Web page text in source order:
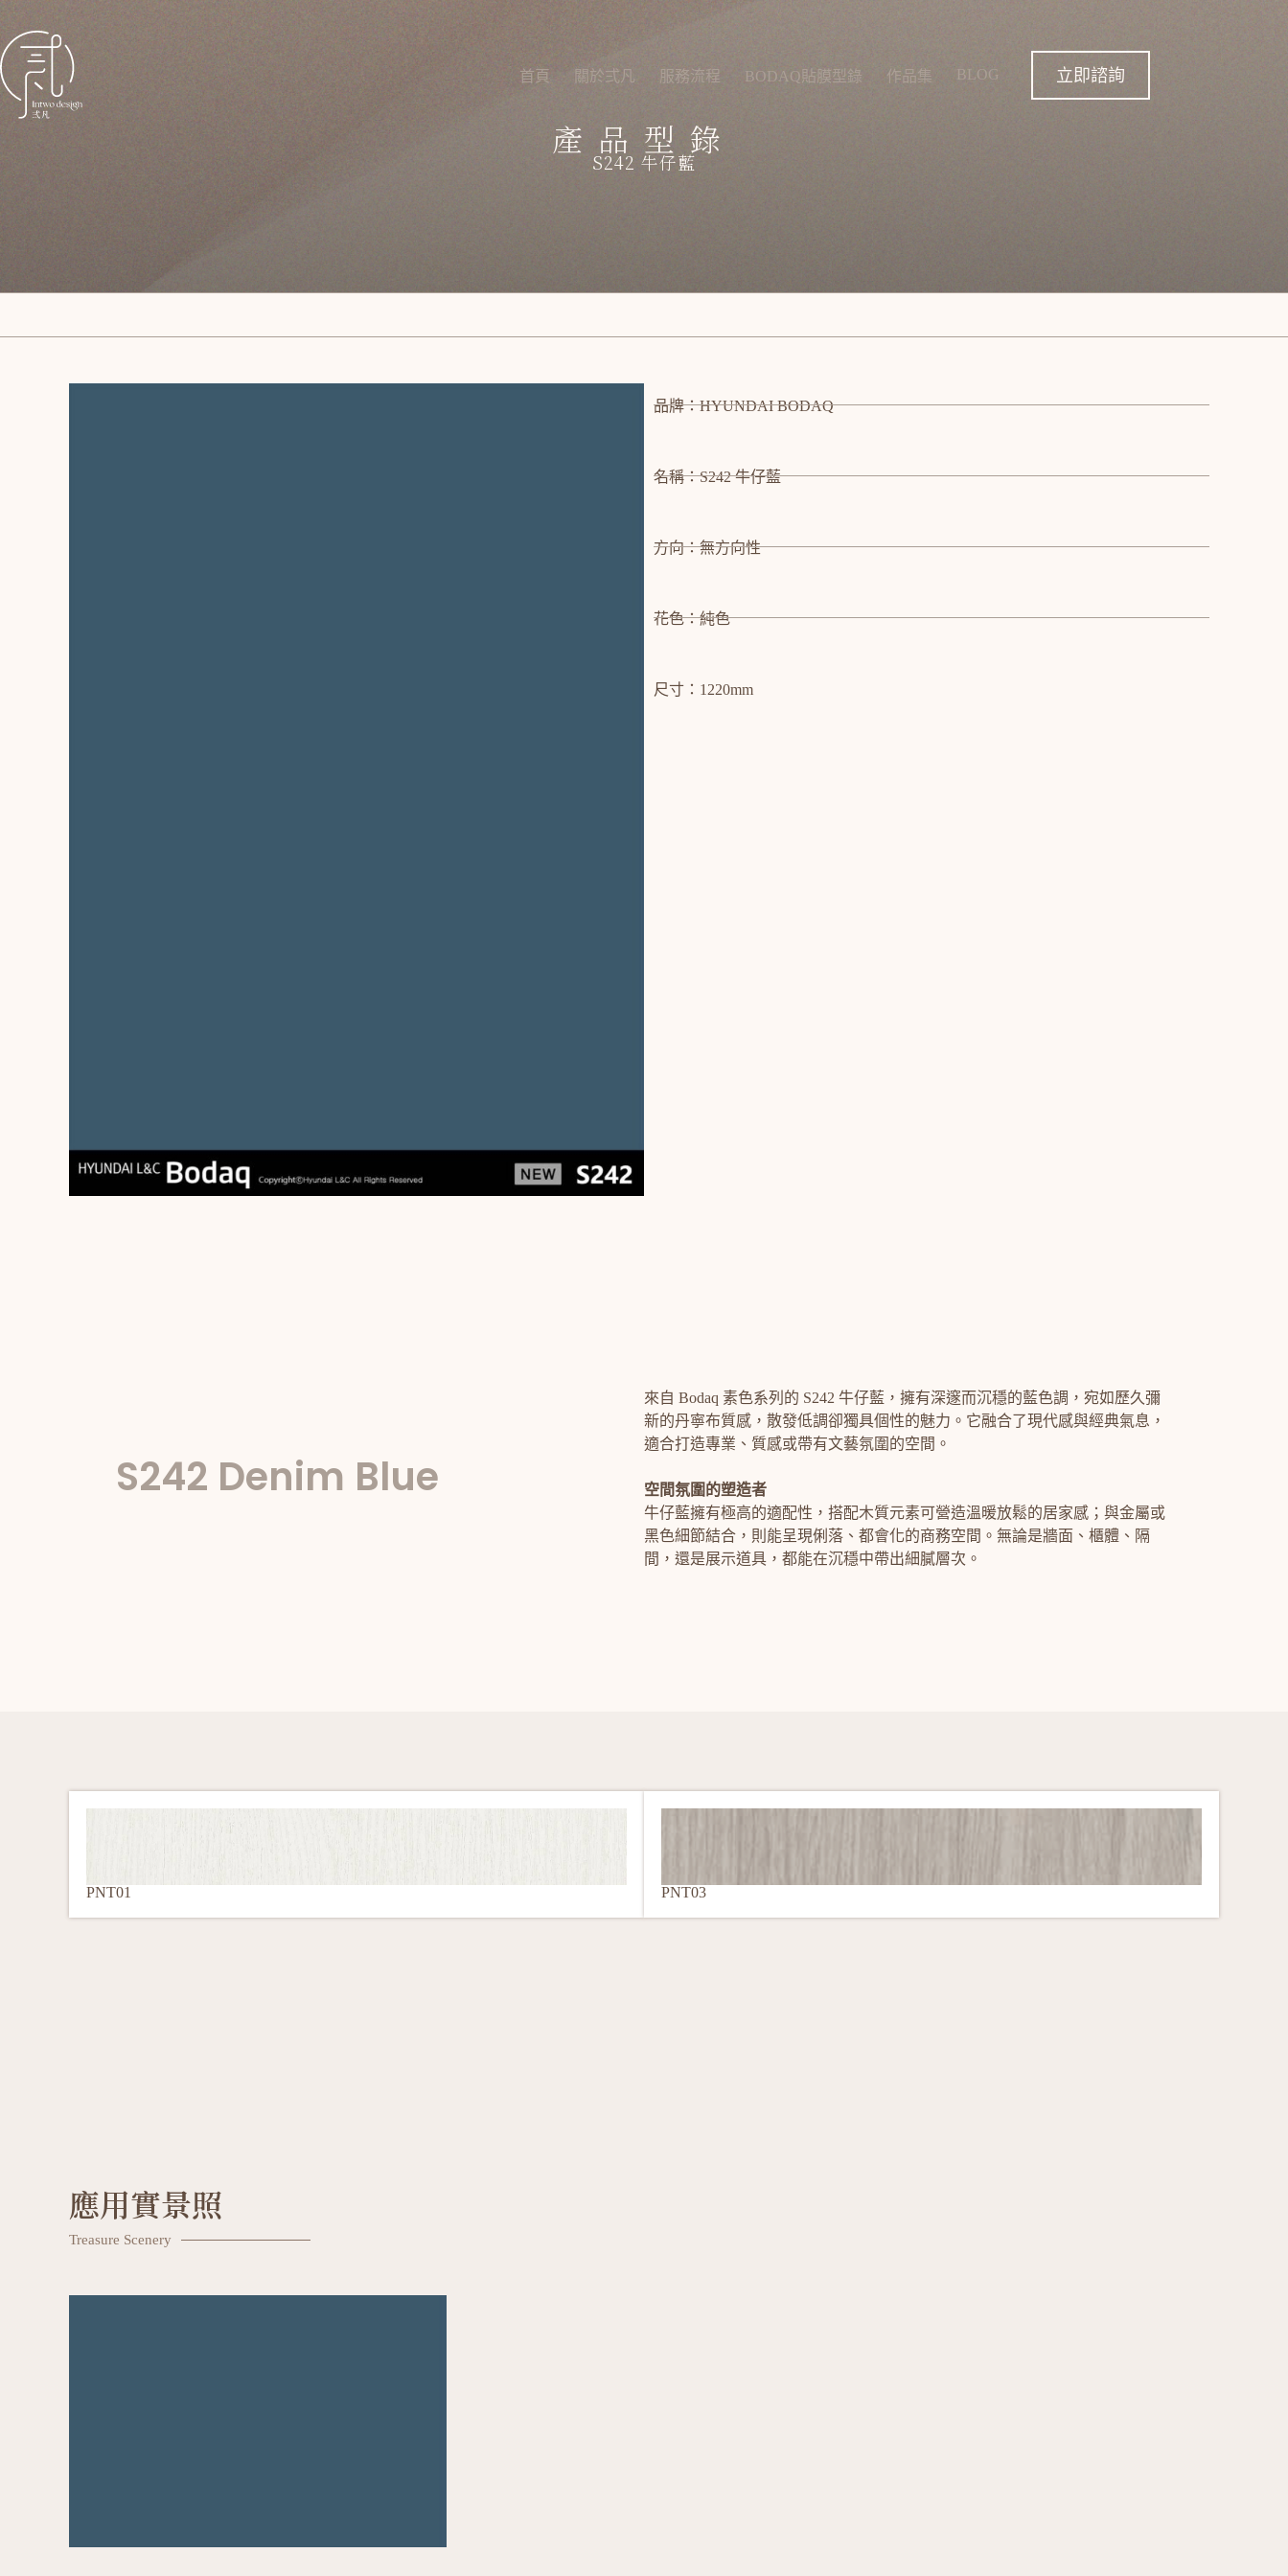
首頁 關於弍凡 服務流程 BODAQ貼膜型錄 作品集 BLOG 立即諮詢
產品型錄
S242 牛仔藍
品牌：HYUNDAI BODAQ
名稱：S242 牛仔藍
方向：無方向性
花色：純色
尺寸：1220mm
S242 Denim Blue
來自 Bodaq 素色系列的 S242 牛仔藍，擁有深邃而沉穩的藍色調，宛如歷久彌
新的丹寧布質感，散發低調卻獨具個性的魅力。它融合了現代感與經典氣息，
適合打造專業、質感或帶有文藝氛圍的空間。
空間氛圍的塑造者
牛仔藍擁有極高的適配性，搭配木質元素可營造溫暖放鬆的居家感；與金屬或
黑色細節結合，則能呈現俐落、都會化的商務空間。無論是牆面、櫃體、隔
間，還是展示道具，都能在沉穩中帶出細膩層次。
PNT01 PNT03
應用實景照
Treasure Scenery